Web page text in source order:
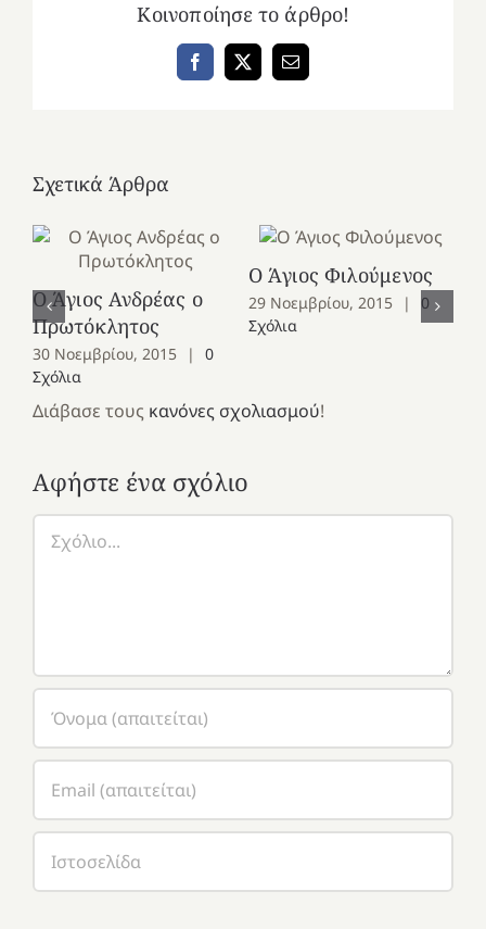
Κοινοποίησε το άρθρο!
Facebook
X Email
Σχετικά Άρθρα
Ο Άγιος Ανδρέας ο
Πρωτόκλητος
30 Νοεμβρίου, 2015 |
0
Σχόλια
Ο Άγιος Φιλούμενος
29 Νοεμβρίου, 2015 |
0
Σχόλια
Διάβασε τους κανόνες σχολιασμού!
Αφήστε ένα σχόλιο